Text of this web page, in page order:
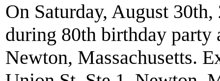
On Saturday, August
during 80th birthday party
Newton, Massachusetts.